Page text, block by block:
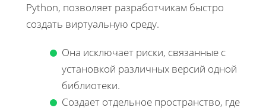
Python, позволяет разработчикам быстро
создать виртуальную среду.
Она исключает риски, связанные с
установкой различных версий одной
библиотеки.
Создает отдельное пространство, где